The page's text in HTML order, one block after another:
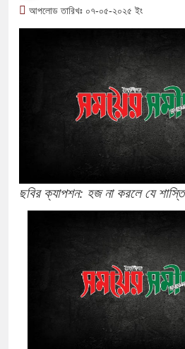
আপলোড তারিখঃ ০৭-০৫-২০২৫ ইং
ছবির ক্যাপশন: হজ না করলে যে শাস্তি